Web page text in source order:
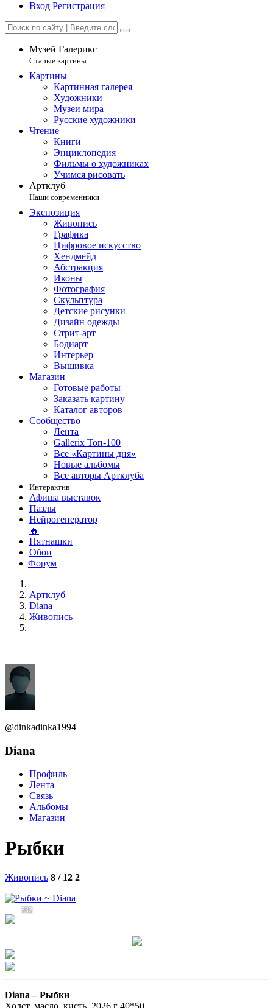
Вход Регистрация
Музей Галерикс
Старые картины
Картины
Картинная галерея
Художники
Музеи мира
Русские художники
Чтение
Книги
Энциклопедия
Фильмы о художниках
Учимся рисовать
Артклуб
Наши современники
Экспозиция
Живопись
Графика
Цифровое искусство
Хендмейд
Абстракция
Иконы
Фотография
Скульптура
Детские рисунки
Дизайн одежды
Стрит-арт
Бодиарт
Интерьер
Вышивка
Магазин
Готовые работы
Заказать картину
Каталог авторов
Сообщество
Лента
Gallerix Топ-100
Все «Картины дня»
Новые альбомы
Все авторы Артклуба
Интерактив
Афиша выставок
Пазлы
Нейрогенератор
🔥
Пятнашки
Обои
Форум
Артклуб
Diana
Живопись
@dinkadinka1994
Diana
Профиль
Лента
Связь
Альбомы
Магазин
Рыбки
Живопись 8 / 12 2
332
Diana –Рыбки